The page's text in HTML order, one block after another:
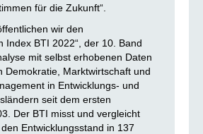
für die Zukunft“.
wir den
Index BTI 2022“, der 10. Band
mit selbst erhobenen Daten
Demokratie, Marktwirtschaft und
in Entwicklungs- und
seit dem ersten
Der BTI misst und vergleicht
Entwicklungsstand in 137